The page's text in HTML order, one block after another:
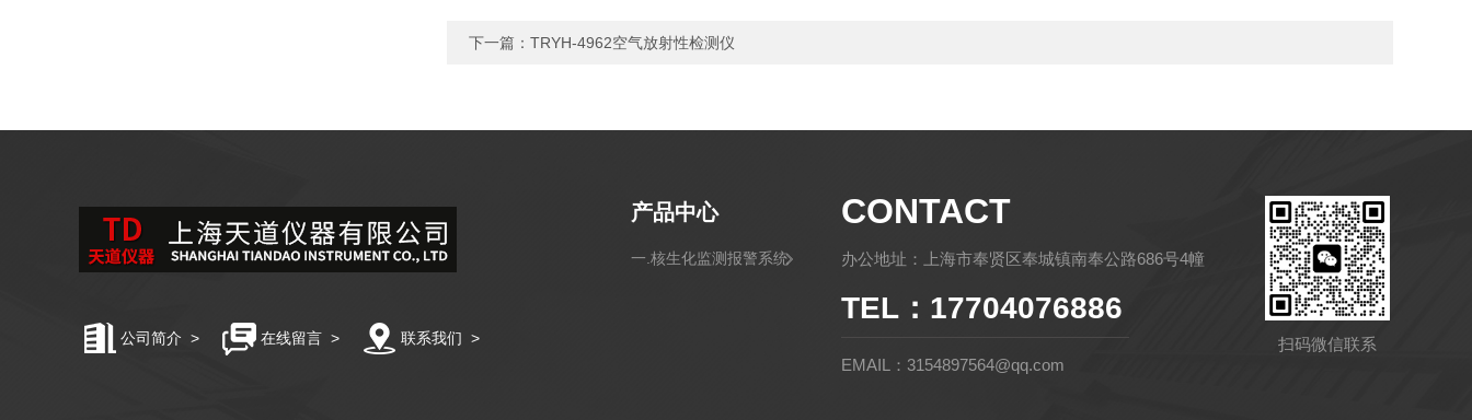
下一篇： TRYH-4962空气放射性检测仪
公司简介 > 在线留言 > 联系我们 >
产品中心
一.核生化监测报警系统
CONTACT
办公地址：上海市奉贤区奉城镇南奉公路686号4幢
TEL：17704076886
EMAIL：3154897564@qq.com
扫码微信联系